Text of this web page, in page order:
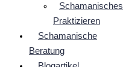
Schamanisches
Praktizieren
Schamanische
Beratung